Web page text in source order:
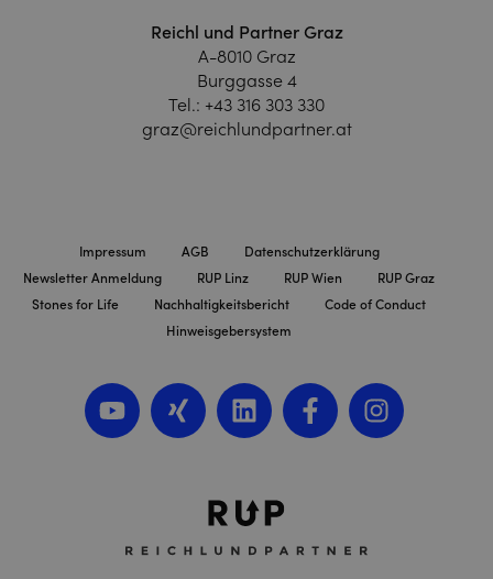
Reichl und Partner Graz
A-8010 Graz
Burggasse 4
Tel.: +43 316 303 330
graz@reichlundpartner.at
Impressum AGB
Datenschutzerklärung
Newsletter Anmeldung
RUP Linz RUP Wien
RUP Graz
Stones for Life
Nachhaltigkeitsbericht
Code of Conduct
Hinweisgebersystem